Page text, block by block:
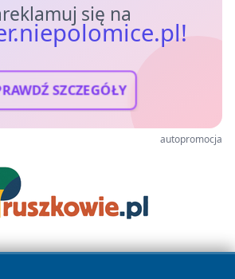
się na
SZCZEGÓŁY
autopromocja